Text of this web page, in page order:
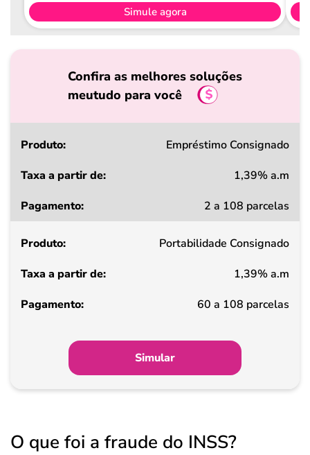
Simule agora
Confira as melhores soluções
meutudo para você
Produto
a
de
Pagamento
Empréstimo Consignado
1,39% a.m
2 a 108 parcelas
Portabilidade Consignado
1,39% a.m
60 a 108 parcelas
Simular
O que foi a fraude do INSS?